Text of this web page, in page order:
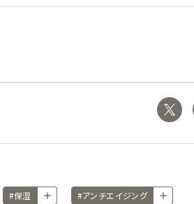
#保湿 #アンチエイジング